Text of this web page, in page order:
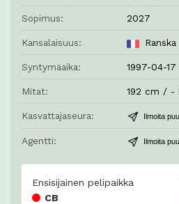
Sopimus: 2027
Kansalaisuus: Ranska
Syntymäaika: 1997-04-
Mitat: 192 cm / -
Kasvattajaseura: Ilmoita
Agentti: Ilmoita
Ensisijainen pelipaikka
CB